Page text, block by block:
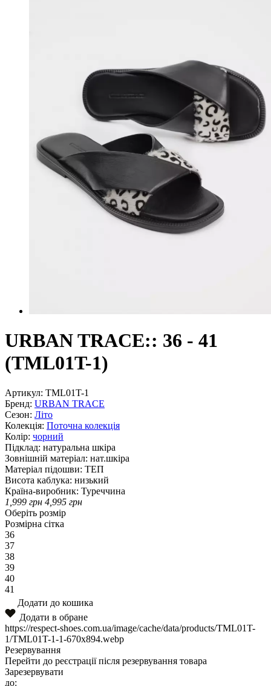
URBAN TRACE:: 36 - 41
(TML01T-1)
Артикул: TML01T-1
Бренд: URBAN TRACE
Сезон: Літо
Колекція: Поточна колекція
Колір: чорний
Підклад: натуральна шкiра
Зовнішній матеріал: нат.шкіра
Матеріал підошви: ТЕП
Висота каблука: низький
Країна-виробник: Туреччина
1,999 грн 4,995 грн
Оберіть розмір
Розмірна сітка
36
37
38
39
40
41
Додати до кошика
Додати в обране
https://respect-shoes.com.ua/image/cache/data/products/TML01T-
1/TML01T-1-1-670x894.webp
Резервування
Перейти до реєстрації після резервування товара
Зарезервувати
до: